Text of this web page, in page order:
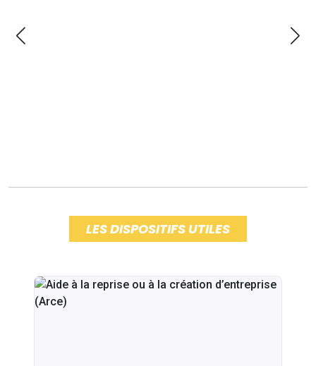
LES DISPOSITIFS UTILES